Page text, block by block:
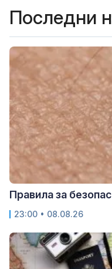
Последни
Правила за
23:00 • 08.08.26